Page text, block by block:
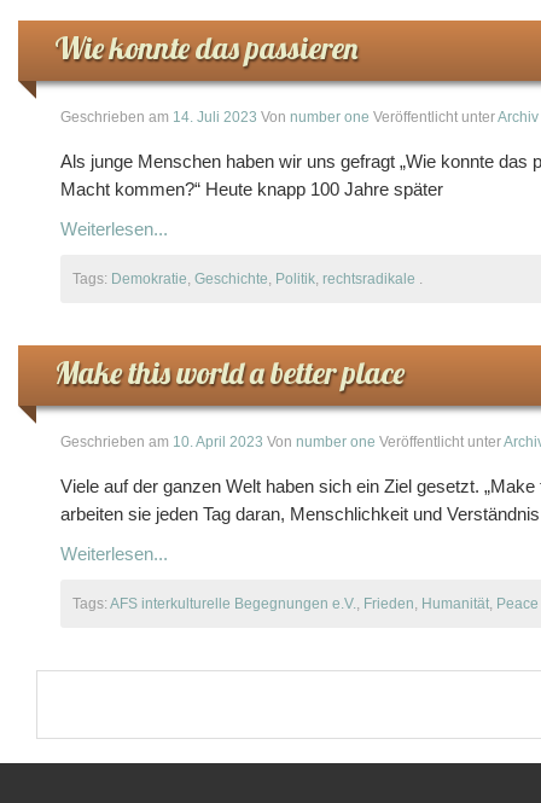
Wie konnte das passieren
Geschrieben am 14. Juli 2023 Von number one Veröffentlicht unterArchiv
Als junge Menschen haben wir uns gefragt „Wie konnte das
Macht kommen?“ Heute knapp 100 Jahre später
Weiterlesen...
Tags: Demokratie, Geschichte, Politik, rechtsradikale .
Make this world a better place
Geschrieben am 10. April 2023 Von number one Veröffentlicht unter
Viele auf der ganzen Welt haben sich ein Ziel gesetzt.
arbeiten sie jeden Tag daran, Menschlichkeit und
Weiterlesen...
Tags: AFS interkulturelle Begegnungen e.V., Frieden, Humanität, Peace